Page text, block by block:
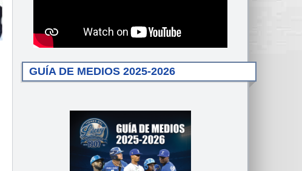
GUÍA DE MEDIOS 2025-2026